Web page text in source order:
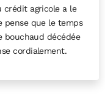
crédit agricole a le
pense que le temps
bouchaud décédée
cordialement.